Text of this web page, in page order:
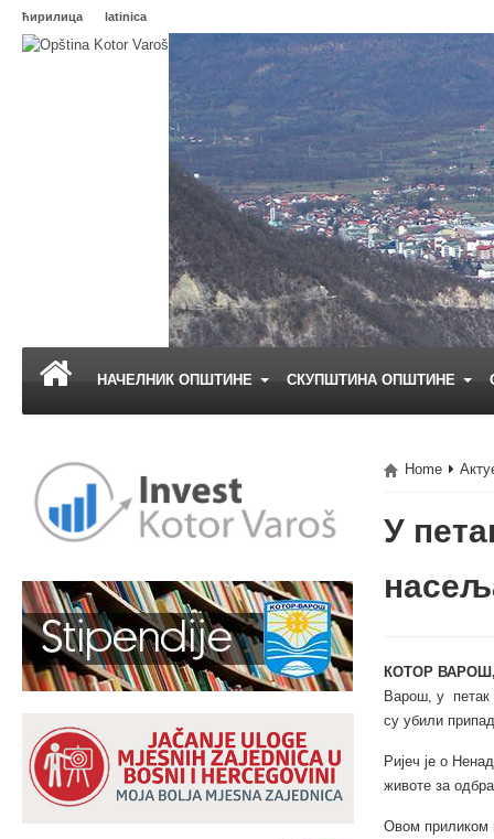
ћирилица latinica
НАЧЕЛНИК ОПШТИНЕ СКУПШТИНА ОПШТИНЕ
Home
У
КОТОР
Варош, у петак
су убили
Ријеч је о
животе за
Овом приликом